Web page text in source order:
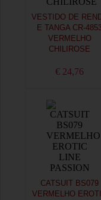
VESTIDO DE
E TANGA CR-
VERMELHO
CHILIROSE
€ 24,76
CATSUIT BS079
VERMELHO